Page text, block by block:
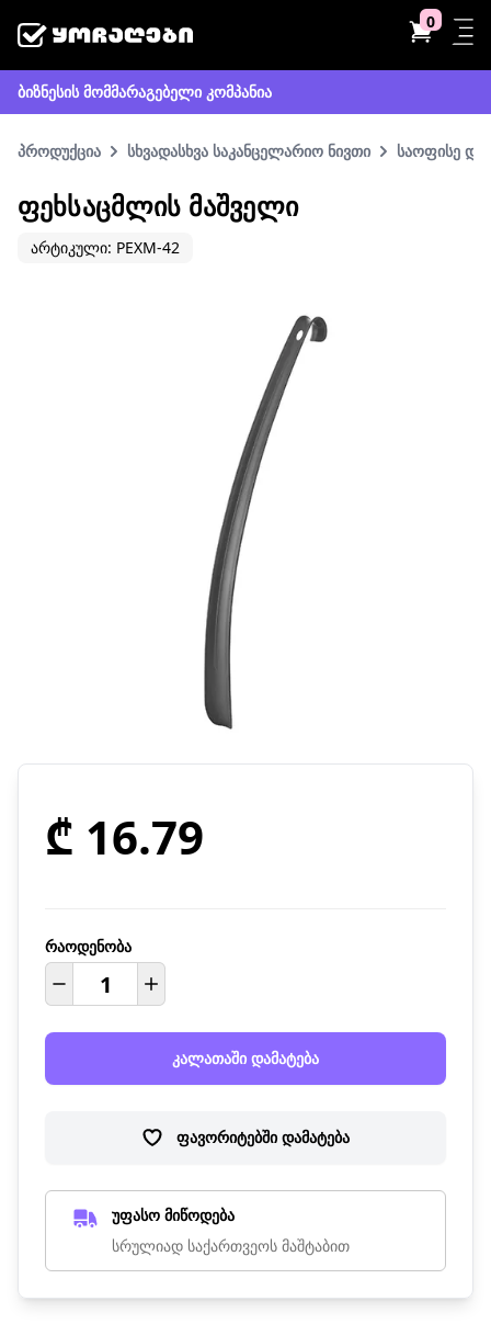
0
ბიზნესის მომმარაგებელი კომპანია
პროდუქცია სხვადასხვა საკანცელარიო ნივთი საოფისე და
ᲤᲔᲮᲡᲐᲪᲛᲚᲘᲡ ᲛᲐᲨᲕᲔᲚᲘ
არტიკული: PEXM-42
₾ 16.79
რაოდენობა
კალათაში დამატება
ფავორიტებში დამატება
უფასო მიწოდება
სრულიად საქართვეოს მაშტაბით